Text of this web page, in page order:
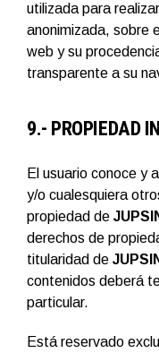
utilizada para
anonimizada, sobre
web y su
transparente a su
9.- PROPIEDAD
El usuario conoce y
y/o cualesquiera
propiedad de
derechos de
titularidad de
contenidos deberá
particular.
Está reservado